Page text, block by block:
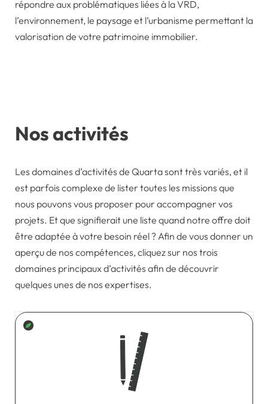
répondre aux problématiques liées à la VRD,
l’environnement, le paysage et l’urbanisme permettant la
valorisation de votre patrimoine immobilier.
Nos activités
Les domaines d’activités de Quarta sont très variés, et il
est parfois complexe de lister toutes les missions que
nous pouvons vous proposer pour accompagner vos
projets. Et que signifierait une liste quand notre offre doit
être adaptée à votre besoin réel ? Afin de vous donner un
aperçu de nos compétences, cliquez sur nos trois
domaines principaux d’activités afin de découvrir
quelques unes de nos expertises.